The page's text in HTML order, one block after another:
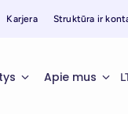
Karjera Struktūra ir
Apie mus